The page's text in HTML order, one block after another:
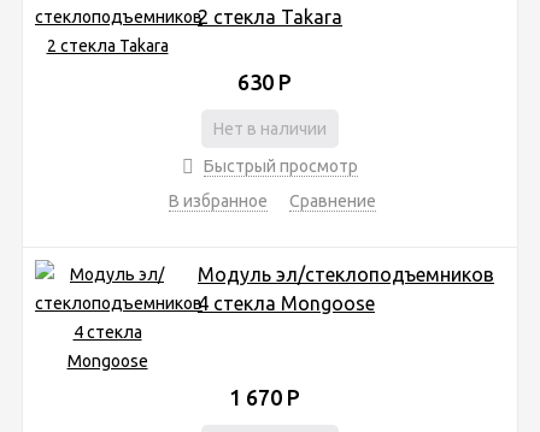
2 cтекла Takara
630 Р
Нет в наличии
Быстрый просмотр
В избранное
Сравнение
Модуль эл/стеклоподъемников
4 cтекла Mongoose
1 670 Р